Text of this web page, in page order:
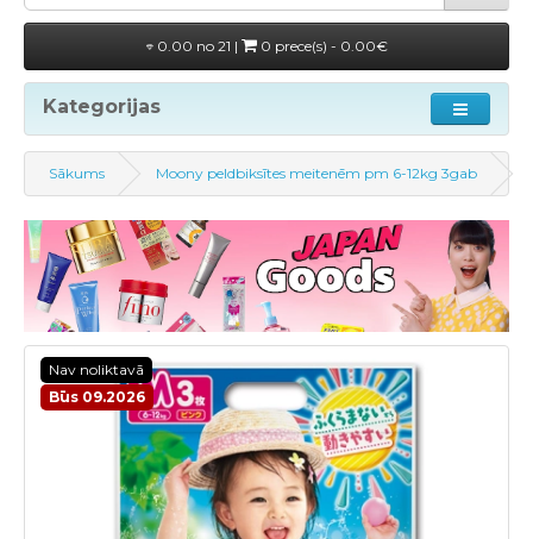
0.00 no 21 | 0 prece(s) - 0.00€
Kategorijas
Sākums Moony peldbiksītes meitenēm pm 6-12kg 3gab
Nav noliktavā
Būs 09.2026